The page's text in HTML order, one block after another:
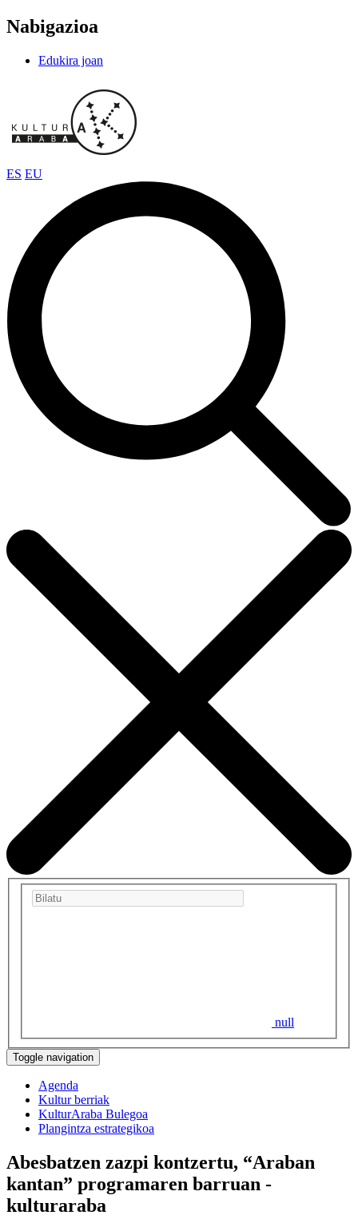
Nabigazioa
Edukira joan
ES EU
null
Toggle navigation
Agenda
Kultur berriak
KulturAraba Bulegoa
Plangintza estrategikoa
Abesbatzen zazpi kontzertu, “Araban
kantan” programaren barruan -
kulturaraba